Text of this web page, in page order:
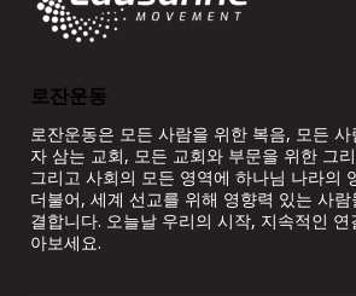
로잔운동
로잔운동은 모든 사람을 위한 복음, 모든
자 삼는 교회, 모든 교회와 부문을 위한 그
그리고 사회의 모든 영역에 하나님 나라의
더불어, 세계 선교를 위해 영향력 있는 사
결합니다. 오늘날 우리의 시작, 지속적인
아보세요.